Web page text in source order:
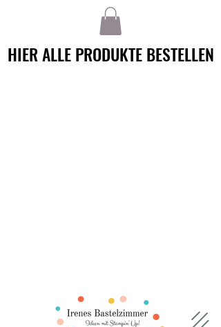
HIER ALLE PRODUKTE BESTELLEN
HIER ALLE PRODUKTE BESTELLEN